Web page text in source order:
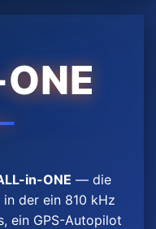
in-ONE — die
der ein 810 kHz
ein GPS-Autopilot